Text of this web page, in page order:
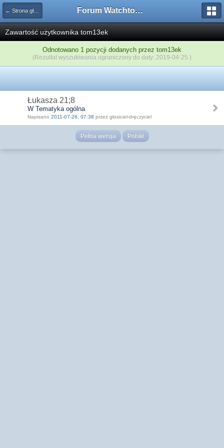
← Strona główna Forum Watchtower
Zawartość użytkownika tom13ek
Odnotowano 1 pozycji dodanych przez tom13ek
(Rezultat wyszukiwania ograniczony do daty: 2019-04-25 )
Łukasza 21;8
W Tematyka ogólna
Napisano 2011-07-26, 07:38 przez głosiciel-dręczyciel
Pełna wersja Polski